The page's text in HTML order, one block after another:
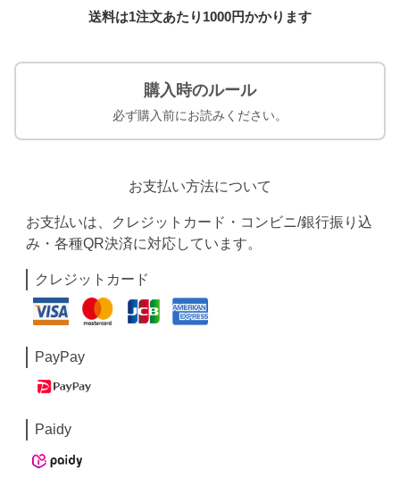
送料は1注文あたり 1000円かかります
購入時のルール
必ず購入前にお読みください。
お支払い方法について
お支払いは、クレジットカード・コンビニ/銀行振り込
み・各種QR決済に対応しています。
クレジットカード
PayPay
Paidy